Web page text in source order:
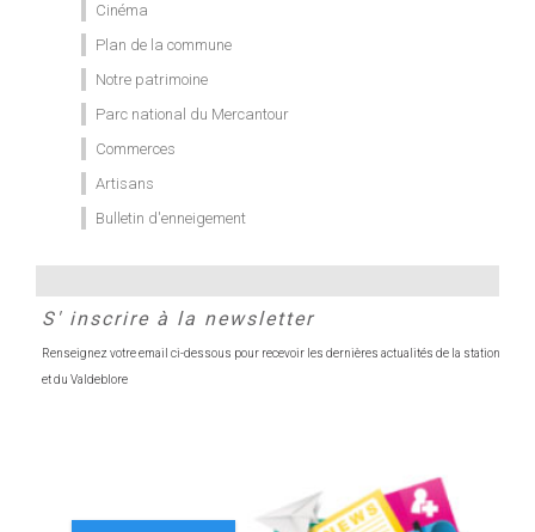
Cinéma
Plan de la commune
Notre patrimoine
Parc national du Mercantour
Commerces
Artisans
Bulletin d'enneigement
S' inscrire à la newsletter
Renseignez votre email ci-dessous pour recevoir les dernières actualités de la station
et du Valdeblore